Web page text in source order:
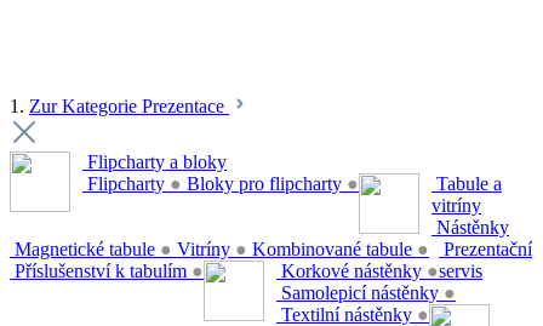
1. Zur Kategorie Prezentace
Flipcharty a bloky
Flipcharty ● Bloky pro flipcharty ●
Tabule a
vitríny
Magnetické tabule ● Vitríny ● Kombinované tabule ●
Příslušenství k tabulím ●
Nástěnky
Korkové nástěnky ●
Samolepicí nástěnky ●
Textilní nástěnky ●
Prezentační
servis